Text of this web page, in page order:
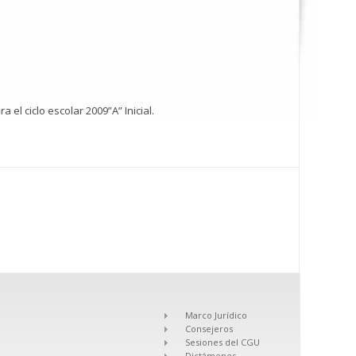
ciclo escolar 2009”A” Inicial.
Marco Jurídico
Consejeros
Sesiones del CGU